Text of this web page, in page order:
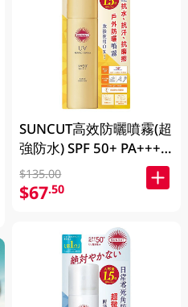
SUNCUT高效防曬噴霧(超
強防水) SPF 50+ PA++++
(90g)
$135.00
$67.50